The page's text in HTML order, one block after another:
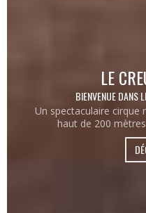
LE
BIENVENUE DANS
Un spectaculaire cirque
haut de 200